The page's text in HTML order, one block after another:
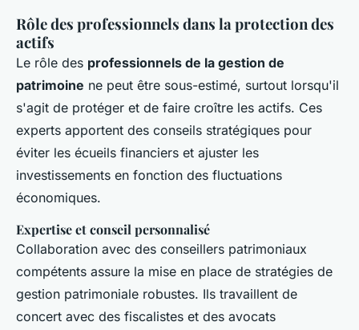
Rôle des professionnels dans la protection des
actifs
Le rôle des professionnels de la gestion de
patrimoine ne peut être sous-estimé, surtout lorsqu'il
s'agit de protéger et de faire croître les actifs. Ces
experts apportent des conseils stratégiques pour
éviter les écueils financiers et ajuster les
investissements en fonction des fluctuations
économiques.
Expertise et conseil personnalisé
Collaboration avec des conseillers patrimoniaux
compétents assure la mise en place de stratégies de
gestion patrimoniale robustes. Ils travaillent de
concert avec des fiscalistes et des avocats